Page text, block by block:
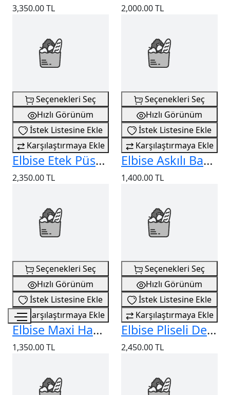
3,350.00 TL 2,000.00 TL
Seçenekleri Seç
Hızlı Görünüm
İstek Listesine Ekle
Karşılaştırmaya Ekle
Elbise Etek Püsküllü
2,350.00 TL
Seçenekleri Seç
Hızlı Görünüm
İstek Listesine Ekle
Karşılaştırmaya Ekle
Elbise Askılı Bağlamalı Çiçek Desenli
1,400.00 TL
Seçenekleri Seç
Hızlı Görünüm
İstek Listesine Ekle
Karşılaştırmaya Ekle
Elbise Maxi Hakim Yaka
1,350.00 TL
Seçenekleri Seç
Hızlı Görünüm
İstek Listesine Ekle
Karşılaştırmaya Ekle
Elbise Pliseli Desenli
2,450.00 TL